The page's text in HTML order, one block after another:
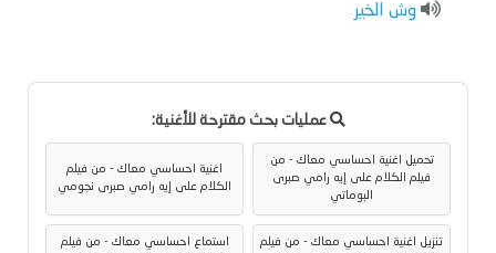
وش الخير
عمليات بحث مقترحة للأغنية:
تحميل اغنية احساسي معاك - من
فيلم الكلام على إيه رامي صبرى
البوماتي
اغنية احساسي معاك - من فيلم
الكلام على إيه رامي صبرى نجومي
تنزيل اغنية احساسي معاك - من فيلم
استماع احساسي معاك - من فيلم